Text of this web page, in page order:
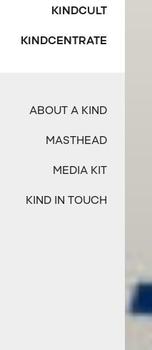
KINDCULT
KINDCENTRATE
ABOUT A KIND
MASTHEAD
MEDIA KIT
KIND IN TOUCH